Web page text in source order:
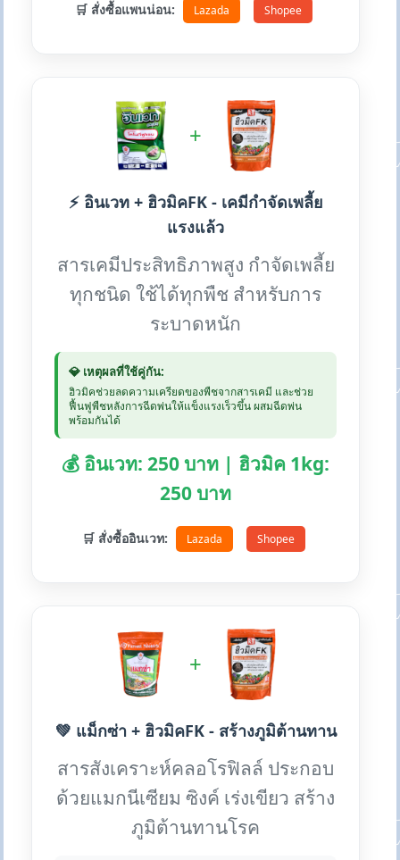
🛒 สั่งซื้อแพนน่อน: Lazada Shopee
+
⚡ อินเวท + ฮิวมิคFK - เคมีกำจัดเพลี้ย
แรงแล้ว
สารเคมีประสิทธิภาพสูง กำจัดเพลี้ย
ทุกชนิด ใช้ได้ทุกพืช สำหรับการ
ระบาดหนัก
💎 เหตุผลที่ใช้คู่กัน:
ฮิวมิคช่วยลดความเครียดของพืชจากสารเคมี และช่วย
ฟื้นฟูพืชหลังการฉีดพ่นให้แข็งแรงเร็วขึ้น ผสมฉีดพ่น
พร้อมกันได้
💰 อินเวท: 250 บาท | ฮิวมิค 1kg:
250 บาท
🛒 สั่งซื้ออินเวท: Lazada Shopee
+
💚 แม็กซ่า + ฮิวมิคFK - สร้างภูมิต้านทาน
สารสังเคราะห์คลอโรฟิลล์ ประกอบ
ด้วยแมกนีเซียม ซิงค์ เร่งเขียว สร้าง
ภูมิต้านทานโรค